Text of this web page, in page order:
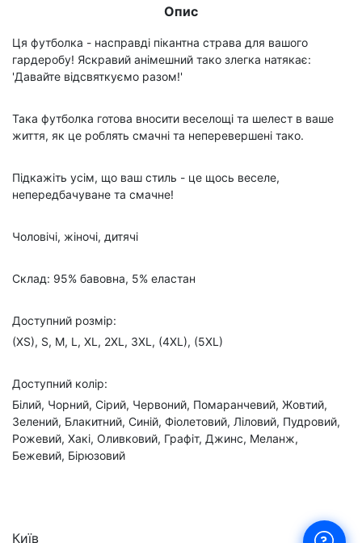
Опис
Ця футболка - насправді пікантна страва для вашого
гардеробу! Яскравий анімешний тако злегка натякає:
'Давайте відсвяткуємо разом!'
Така футболка готова вносити веселощі та шелест в ваше
життя, як це роблять смачні та неперевершені тако.
Підкажіть усім, що ваш стиль - це щось веселе,
непередбачуване та смачне!
Чоловічі, жіночі, дитячі
Склад: 95% бавовна, 5% еластан
Доступний розмір:
(XS), S, M, L, XL, 2XL, 3XL, (4XL), (5XL)
Доступний колір:
Білий, Чорний, Сірий, Червоний, Помаранчевий, Жовтий,
Зелений, Блакитний, Синій, Фіолетовий, Ліловий, Пудровий,
Рожевий, Хакі, Оливковий, Графіт, Джинс, Меланж,
Бежевий, Бірюзовий
Київ